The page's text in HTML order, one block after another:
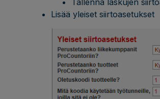
Tallenna laskujen
Lisää yleiset siirtoasetukset